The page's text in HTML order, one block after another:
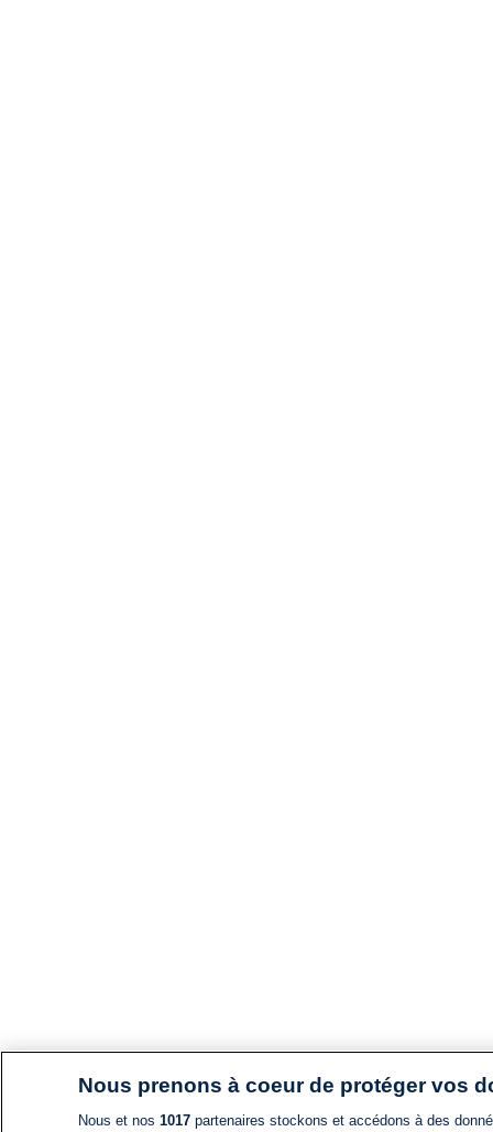
Nous prenons à coeur de protéger vos
Nous et nos 1017partenaires stockons et accédons à des